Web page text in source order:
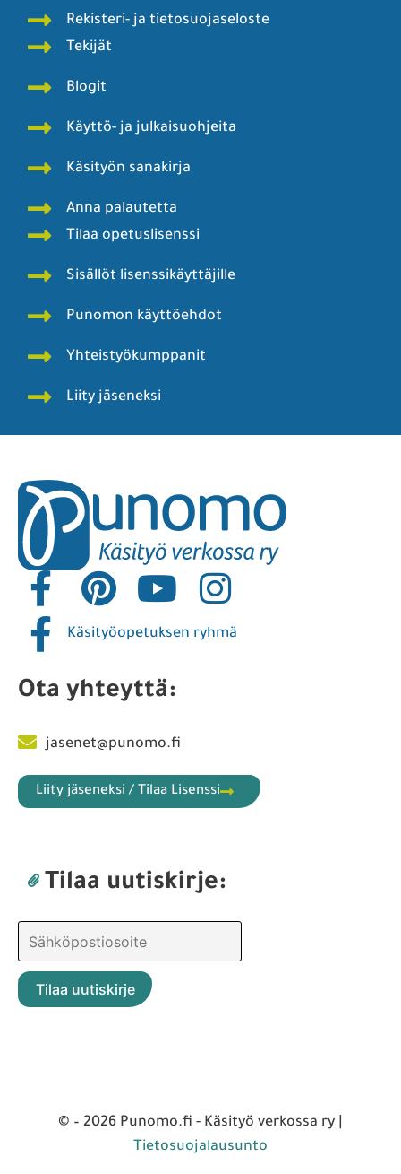
Rekisteri- ja tietosuojaseloste
Tekijät
Blogit
Käyttö- ja julkaisuohjeita
Käsityön sanakirja
Anna palautetta
Tilaa opetuslisenssi
Sisällöt lisenssikäyttäjille
Punomon käyttöehdot
Yhteistyökumppanit
Liity jäseneksi
Käsityöopetuksen ryhmä
Ota yhteyttä:
jasenet@punomo.fi
Liity jäseneksi / Tilaa Lisenssi
Tilaa uutiskirje:
© – 2026 Punomo.fi - Käsityö verkossa ry |
Tietosuojalausunto